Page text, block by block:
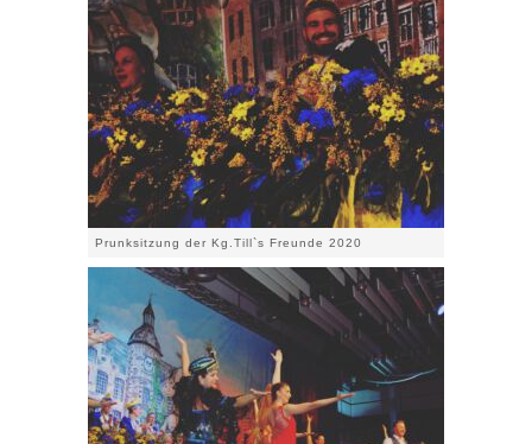
Prunksitzung der Kg.Till`s Freunde 2020